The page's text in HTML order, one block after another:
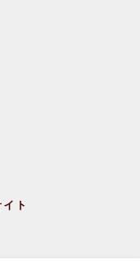
ト